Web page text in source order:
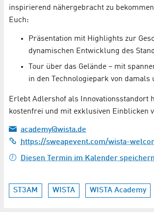
inspirierend nähergebracht zu
Euch:
Präsentation mit Highlights zur
dynamischen Entwicklung des
Tour über das Gelände – mit
in den Technologiepark von damals
Erlebt Adlershof als Innovationsstandort
kostenfrei und mit exklusiven Einblicken
academy@wista.de
https://sweapevent.com/wista-
Diesen Termin im Kalender speichern
ST3AM WISTA WISTA Academy